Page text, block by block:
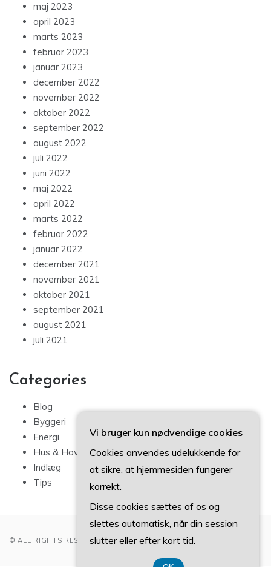
maj 2023
april 2023
marts 2023
februar 2023
januar 2023
december 2022
november 2022
oktober 2022
september 2022
august 2022
juli 2022
juni 2022
maj 2022
april 2022
marts 2022
februar 2022
januar 2022
december 2021
november 2021
oktober 2021
september 2021
august 2021
juli 2021
Categories
Blog
Byggeri
Energi
Hus & Have
Indlæg
Tips
© ALL RIGHTS RESERVED 2022
Vi bruger kun nødvendige cookies
Cookies anvendes udelukkende for
at sikre, at hjemmesiden fungerer
korrekt.
Disse cookies sættes af os og
slettes automatisk, når din session
slutter eller efter kort tid.